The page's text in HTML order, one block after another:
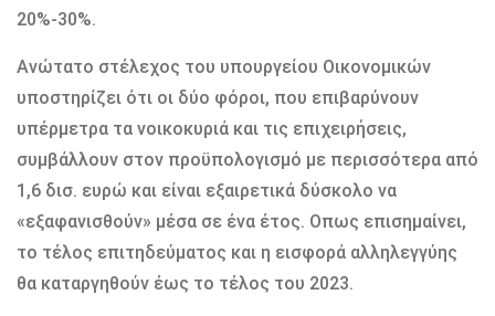
20%-30%.
Ανώτατο στέλεχος του υπουργείου Οικονομικών
υποστηρίζει ότι οι δύο φόροι, που επιβαρύνουν
υπέρμετρα τα νοικοκυριά και τις επιχειρήσεις,
συμβάλλουν στον προϋπολογισμό με περισσότερα από
1,6 δισ. ευρώ και είναι εξαιρετικά δύσκολο να
«εξαφανισθούν» μέσα σε ένα έτος. Οπως επισημαίνει,
το τέλος επιτηδεύματος και η εισφορά αλληλεγγύης
θα καταργηθούν έως το τέλος του 2023.